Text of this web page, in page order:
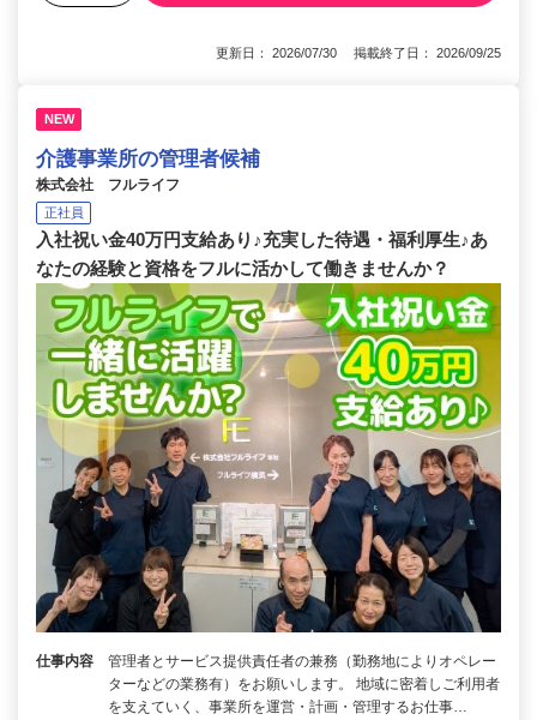
更新日： 2026/07/30 掲載終了日： 2026/09/25
NEW
介護事業所の管理者候補
株式会社 フルライフ
正社員
入社祝い金40万円支給あり♪充実した待遇・福利厚生♪あ
なたの経験と資格をフルに活かして働きませんか？
仕事内容
管理者とサービス提供責任者の兼務（勤務地によりオペレー
ターなどの業務有）をお願いします。 地域に密着しご利用者
を支えていく、事業所を運営・計画・管理するお仕事…